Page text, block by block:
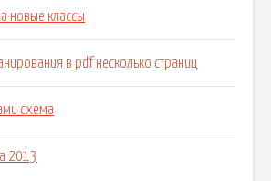
новые классы
в pdf несколько страниц
схема
2013